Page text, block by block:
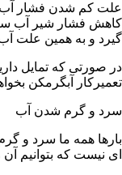
علت کم شدن فشار آب
کاهش فشار شیر آب
گیرد و به همین علت
در صورتی که تمایل
تعمیرکار آبگرمکن
سرد و گرم شدن آب
بارها همه ما سرد و
ای نیست که بتوانیم آن